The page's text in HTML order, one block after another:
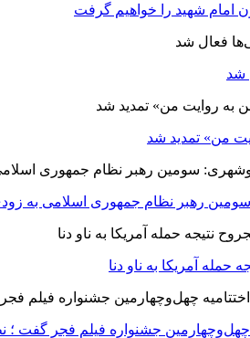
شهید را خواهیم گرفت
شد
من» تمدید شد
رهبر نظام جمهوری اسلامی به
چهل‌وچهارمین جشنواره فیلم فجر گفت ؛